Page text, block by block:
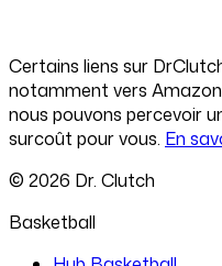
Certains liens sur
notamment vers Amazon
nous pouvons percevoir
surcoût pour vous. En
© 2026 Dr. Clutch
Basketball